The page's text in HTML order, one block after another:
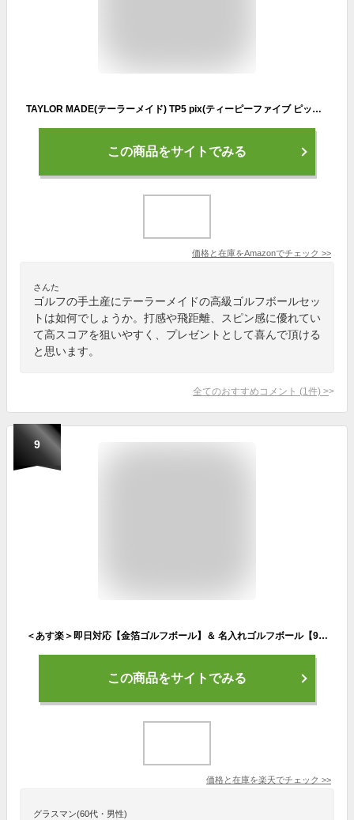
TAYLOR MADE(テーラーメイド) TP5 pix(ティーピーファイブ ピックス) ゴルフボール 5ピース 2021年モデル N0803201 ホワイト
この商品をサイトでみる
価格と在庫をAmazonでチェック >>
さんた
ゴルフの手土産にテーラーメイドの高級ゴルフボールセッ
トは如何でしょうか。打感や飛距離、スピン感に優れてい
て高スコアを狙いやすく、プレゼントとして喜んで頂ける
と思います。
全てのおすすめコメント (1 件) >
9
＜あす楽＞即日対応【金箔ゴルフボール】＆ 名入れゴルフボール【9個】／ ゴルフボール 名入れ 贈り物 ギフト ホールインワン 記念品 ゴルフコンペ 景品 父の日 還暦 退職祝 誕生日 ブリジストン スリクソン タイトリスト 包装 プレゼント 高級 金沢金箔 ゴルフ小物
この商品をサイトでみる
価格と在庫を楽天でチェック >>
グラスマン(60代・男性)